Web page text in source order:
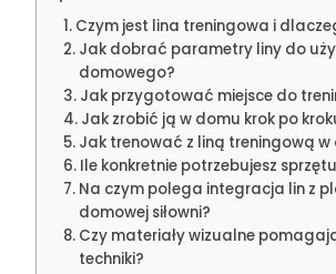
Czym jest lina treningowa i
Jak dobrać parametry liny do
domowego?
Jak przygotować miejsce do
Jak zrobić ją w domu krok po
Jak trenować z liną treningową w
Ile konkretnie potrzebujesz
Na czym polega integracja lin z
domowej siłowni?
Czy materiały wizualne
techniki?